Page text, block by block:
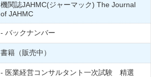
機関誌JAHMC(ジャーマック) The Journal
of JAHMC
バックナンバー
書籍（販売中）
医業経営コンサルタント一次試験 精選